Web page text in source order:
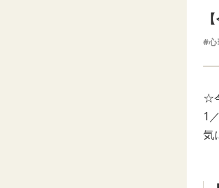
#心
☆
1
気